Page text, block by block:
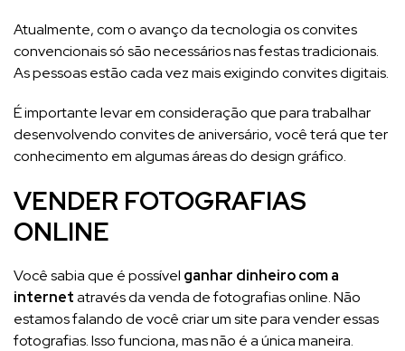
Atualmente, com o avanço da tecnologia os convites
convencionais só são necessários nas festas tradicionais.
As pessoas estão cada vez mais exigindo convites digitais.
É importante levar em consideração que para trabalhar
desenvolvendo convites de aniversário, você terá que ter
conhecimento em algumas áreas do design gráfico.
VENDER FOTOGRAFIAS
ONLINE
Você sabia que é possível ganhar dinheiro com a
internetatravés da venda de fotografias online. Não
estamos falando de você criar um site para vender essas
fotografias. Isso funciona, mas não é a única maneira.